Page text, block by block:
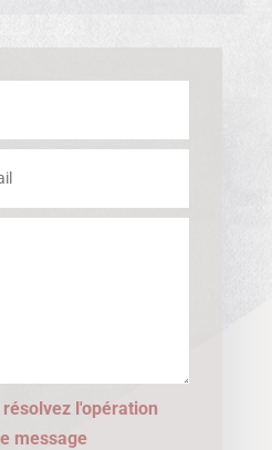
l'opération
message